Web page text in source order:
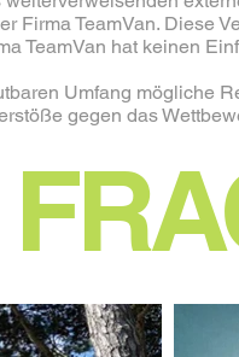
Firma TeamVan. Diese
TeamVan hat keinen
Umfang mögliche
gegen das